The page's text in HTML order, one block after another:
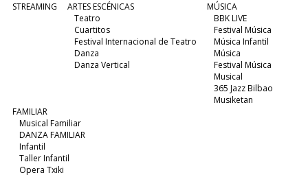
STREAMING
ARTES ESCÉNICAS
Teatro
Cuartitos
Festival Internacional de Teatro
Danza
Danza Vertical
MÚSICA
BBK LIVE
Festival Música
Música Infantil
Música
Festival Música
Musical
365 Jazz Bilbao
Musiketan
FAMILIAR
Musical Familiar
DANZA FAMILIAR
Infantil
Taller Infantil
Opera Txiki